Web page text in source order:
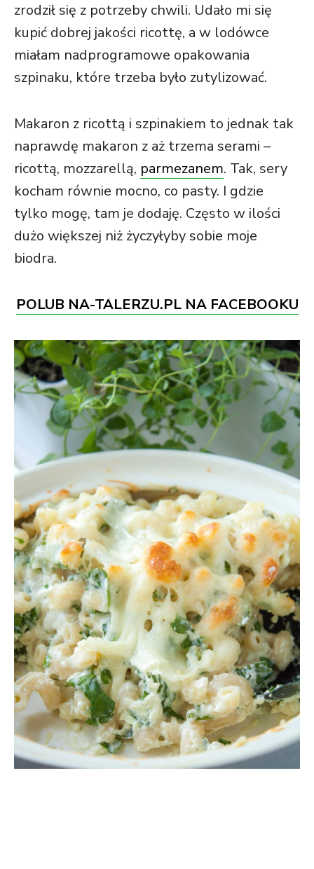
zrodził się z potrzeby chwili. Udało mi się
kupić dobrej jakości ricottę, a w lodówce
miałam nadprogramowe opakowania
szpinaku, które trzeba było zutylizować.
Makaron z ricottą i szpinakiem to jednak tak
naprawdę makaron z aż trzema serami –
ricottą, mozzarellą, parmezanem. Tak, sery
kocham równie mocno, co pasty. I gdzie
tylko mogę, tam je dodaję. Często w ilości
dużo większej niż życzyłyby sobie moje
biodra.
POLUB NA-TALERZU.PL NA FACEBOOKU